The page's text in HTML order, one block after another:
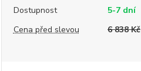
Dostupnost
5-7 dní
Cena před slevou
6 838 Kč